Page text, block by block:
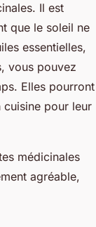
Il est
que le soleil ne
essentielles,
vous pouvez
Elles pourront
cuisine pour leur
médicinales
agréable,